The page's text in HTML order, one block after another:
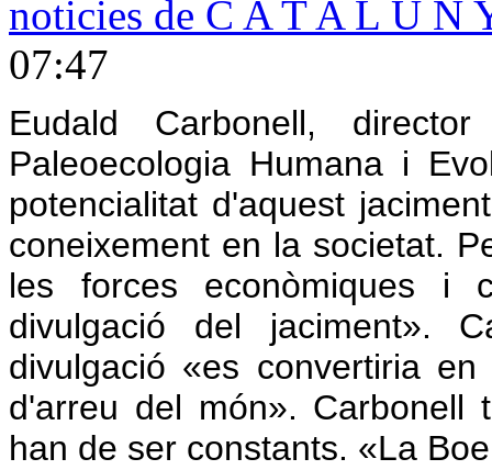
noticies de C A T A L U N
07:47
Eudald Carbonell,
Paleoecologia Humana i
potencialitat d'aquest
coneixement en la societat.
les forces econòmiques i
divulgació del jaciment».
divulgació «es convertiria
d'arreu del món». Carbonell
han de ser constants. «La